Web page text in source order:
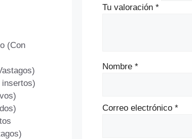
Tu valoración *
Nombre *
Correo electrónico *
(Con
insertos)